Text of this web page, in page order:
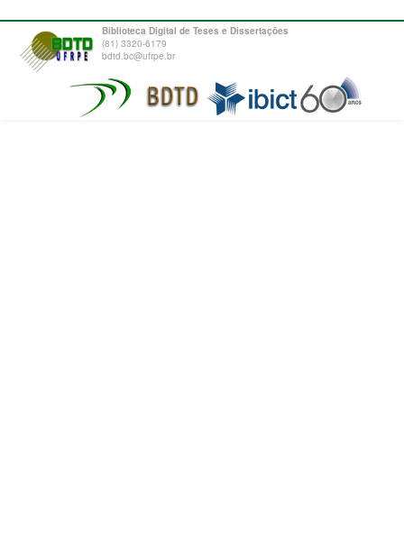
Biblioteca Digital de Teses e Dissertações
(81) 3320-6179
bdtd.bc@ufrpe.br